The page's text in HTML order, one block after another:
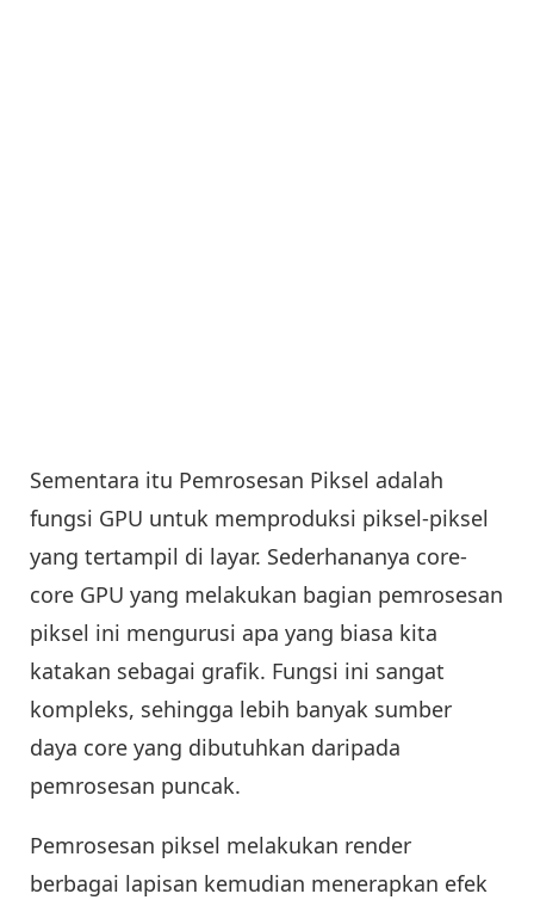
Sementara itu Pemrosesan Piksel adalah
fungsi GPU untuk memproduksi piksel-piksel
yang tertampil di layar. Sederhananya core-
core GPU yang melakukan bagian pemrosesan
piksel ini mengurusi apa yang biasa kita
katakan sebagai grafik. Fungsi ini sangat
kompleks, sehingga lebih banyak sumber
daya core yang dibutuhkan daripada
pemrosesan puncak.
Pemrosesan piksel melakukan render
berbagai lapisan kemudian menerapkan efek